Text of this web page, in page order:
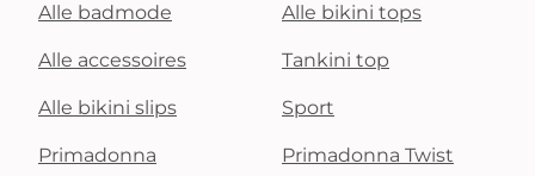
Alle badmode Alle bikini tops
Alle accessoires Tankini top
Alle bikini slips Sport
Primadonna Primadonna Twist